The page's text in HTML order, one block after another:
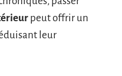
peut offrir un
leur